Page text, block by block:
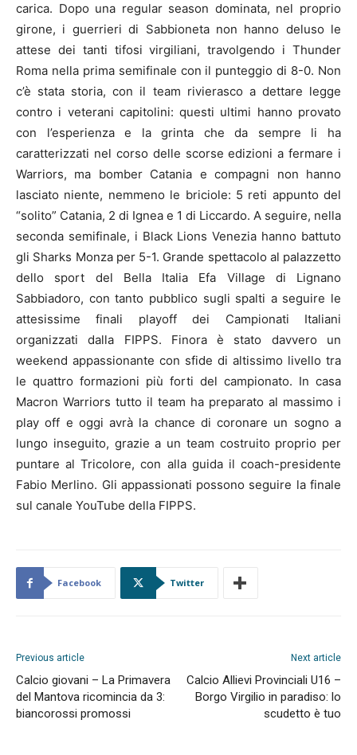
carica. Dopo una regular season dominata, nel proprio
girone, i guerrieri di Sabbioneta non hanno deluso le
attese dei tanti tifosi virgiliani, travolgendo i Thunder
Roma nella prima semifinale con il punteggio di 8-0. Non
c’è stata storia, con il team rivierasco a dettare legge
contro i veterani capitolini: questi ultimi hanno provato
con l’esperienza e la grinta che da sempre li ha
caratterizzati nel corso delle scorse edizioni a fermare i
Warriors, ma bomber Catania e compagni non hanno
lasciato niente, nemmeno le briciole: 5 reti appunto del
“solito” Catania, 2 di Ignea e 1 di Liccardo. A seguire, nella
seconda semifinale, i Black Lions Venezia hanno battuto
gli Sharks Monza per 5-1. Grande spettacolo al palazzetto
dello sport del Bella Italia Efa Village di Lignano
Sabbiadoro, con tanto pubblico sugli spalti a seguire le
attesissime finali playoff dei Campionati Italiani
organizzati dalla FIPPS. Finora è stato davvero un
weekend appassionante con sfide di altissimo livello tra
le quattro formazioni più forti del campionato. In casa
Macron Warriors tutto il team ha preparato al massimo i
play off e oggi avrà la chance di coronare un sogno a
lungo inseguito, grazie a un team costruito proprio per
puntare al Tricolore, con alla guida il coach-presidente
Fabio Merlino. Gli appassionati possono seguire la finale
sul canale YouTube della FIPPS.
Facebook Twitter
Previous article
Calcio giovani – La Primavera
del Mantova ricomincia da 3:
biancorossi promossi
Next article
Calcio Allievi Provinciali U16 –
Borgo Virgilio in paradiso: lo
scudetto è tuo